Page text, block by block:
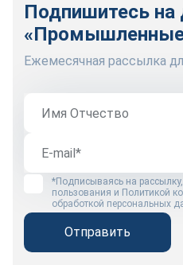
Подпишитесь
Ежемесячная рассылка
*Подписываясь на
пользования и Политикой
обработкой персональных
Отправить